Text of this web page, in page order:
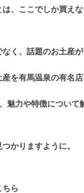
、ここでしか買え
く、話題のお土産
を有馬温泉の有名
魅力や特徴につい
かりますように。
ちら